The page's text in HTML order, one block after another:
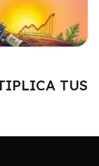
TUS